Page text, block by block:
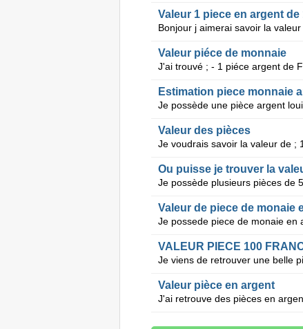
Valeur 1 piece en argent
Valeur piéce de monnaie
Estimation piece monnaie
Valeur des pièces
Ou puisse je trouver la
Valeur de piece de monaie
VALEUR PIECE 100
Valeur pièce en argent